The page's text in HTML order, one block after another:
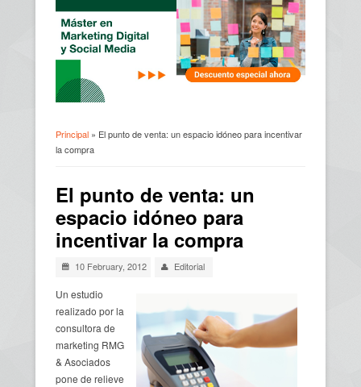
Principal » El punto de venta: un espacio idóneo para incentivar
la compra
El punto de venta: un
espacio idóneo para
incentivar la compra
10 February, 2012 Editorial
Un estudio
realizado por la
consultora de
marketing RMG
& Asociados
pone de relieve